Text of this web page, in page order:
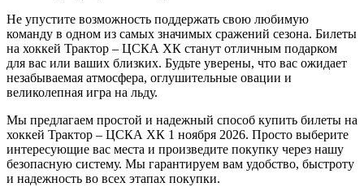
Не упустите возможность поддержать свою любимую
команду в одном из самых значимых сражений сезона. Билеты
на хоккей Трактор – ЦСКА ХК станут отличным подарком
для вас или ваших близких. Будьте уверены, что вас ожидает
незабываемая атмосфера, оглушительные овации и
великолепная игра на льду.
Мы предлагаем простой и надежный способ купить билеты на
хоккей Трактор – ЦСКА ХК 1 ноября 2026. Просто выберите
интересующие вас места и произведите покупку через нашу
безопасную систему. Мы гарантируем вам удобство, быстроту
и надежность во всех этапах покупки.